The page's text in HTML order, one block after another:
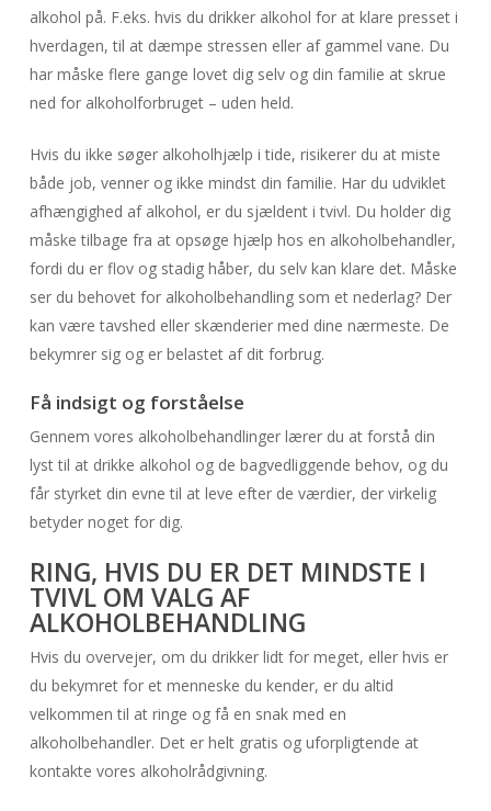
alkohol på. F.eks. hvis du drikker alkohol for at klare presset i
hverdagen, til at dæmpe stressen eller af gammel vane. Du
har måske flere gange lovet dig selv og din familie at skrue
ned for alkoholforbruget – uden held.
Hvis du ikke søger alkoholhjælp i tide, risikerer du at miste
både job, venner og ikke mindst din familie. Har du udviklet
afhængighed af alkohol, er du sjældent i tvivl. Du holder dig
måske tilbage fra at opsøge hjælp hos en alkoholbehandler,
fordi du er flov og stadig håber, du selv kan klare det. Måske
ser du behovet for alkoholbehandling som et nederlag? Der
kan være tavshed eller skænderier med dine nærmeste. De
bekymrer sig og er belastet af dit forbrug.
Få indsigt og forståelse
Gennem vores alkoholbehandlinger lærer du at forstå din
lyst til at drikke alkohol og de bagvedliggende behov, og du
får styrket din evne til at leve efter de værdier, der virkelig
betyder noget for dig.
RING, HVIS DU ER DET MINDSTE I
TVIVL OM VALG AF
ALKOHOLBEHANDLING
Hvis du overvejer, om du drikker lidt for meget, eller hvis er
du bekymret for et menneske du kender, er du altid
velkommen til at ringe og få en snak med en
alkoholbehandler. Det er helt gratis og uforpligtende at
kontakte vores alkoholrådgivning.